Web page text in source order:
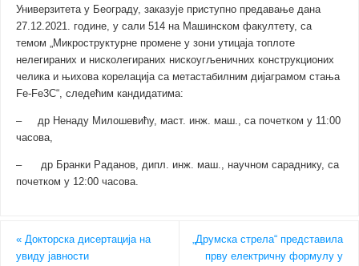
Универзитета у Београду, заказује приступно предавање дана
27.12.2021. године, у сали 514 на Машинском факултету, са
темом „Микроструктурне промене у зони утицаја топлоте
нелегираних и нисколегираних нискоугљеничних конструкционих
челика и њихова корелација са метастабилним дијаграмом стања
Fe-Fe3C“, следећим кандидатима:
– др Ненаду Милошевићу, маст. инж. маш., са почетком у 11:00
часова,
– др Бранки Раданов, дипл. инж. маш., научном сараднику, са
почетком у 12:00 часова.
«Докторска дисертација на
увиду јавности
„Друмска стрела“ представила
прву електричну формулу у